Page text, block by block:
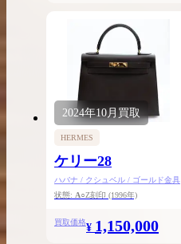
2024年10月買取
HERMES
ケリー28
ハバナ / クシュベル / ゴールド金具
状態: A○Z刻印 (1996年)
買取価格¥ 1,150,000